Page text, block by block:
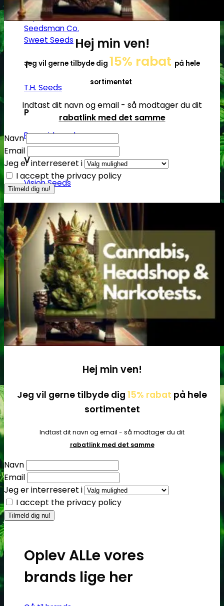
Sumo Seeds
Super Strains
Seedsman Co.
Sweet Seeds
T
T.H. Seeds
P
Pyramid seeds
V
Vision Seeds
W
World of Seeds
Oplev ALLe vores
brands lige her
Hej min ven!
Jeg vil gerne tilbyde dig 15% rabat på hele
sortimentet
Indtast dit navn og email - så modtager du dit
rabatlink med det samme
Navn
Email
Jeg er interreseret i
I accept the privacy policy
Hej min ven!
Jeg vil gerne tilbyde dig 15% rabat på hele
sortimentet
Indtast dit navn og email - så modtager du dit
rabatlink med det samme
Navn
Email
Jeg er interreseret i
I accept the privacy policy